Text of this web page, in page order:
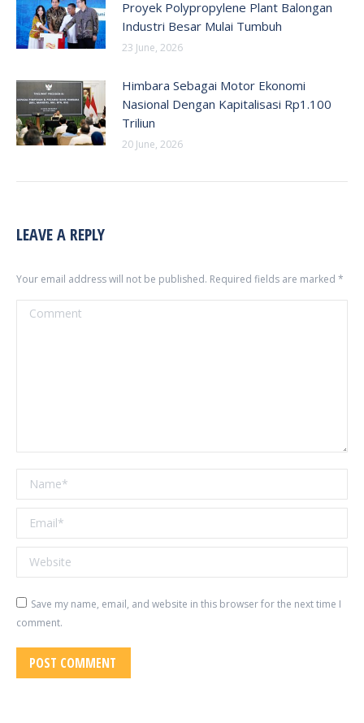
Proyek Polypropylene Plant Balongan
Industri Besar Mulai Tumbuh
23 June, 2026
Himbara Sebagai Motor Ekonomi
Nasional Dengan Kapitalisasi Rp1.100
Triliun
20 June, 2026
LEAVE A REPLY
Your email address will not be published. Required fields are marked *
Comment
Name *
Email *
Website
Save my name, email, and website in this browser for the next time I
comment.
POST COMMENT